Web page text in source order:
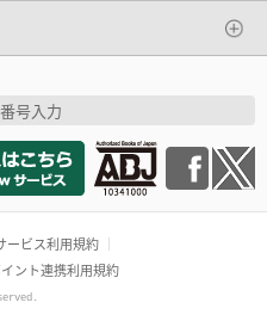
号入力
ービス利用規約
ント連携利用規約